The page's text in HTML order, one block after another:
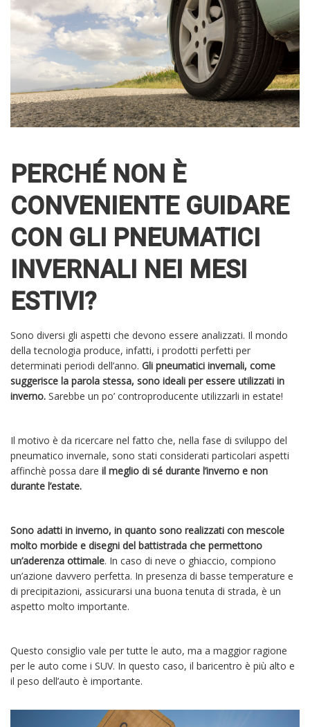
PERCHÉ NON È
CONVENIENTE GUIDARE
CON GLI PNEUMATICI
INVERNALI NEI MESI
ESTIVI?
Sono diversi gli aspetti che devono essere analizzati. Il mondo
della tecnologia produce, infatti, i prodotti perfetti per
determinati periodi dell’anno. Gli pneumatici invernali, come
suggerisce la parola stessa, sono ideali per essere utilizzati in
inverno. Sarebbe un po’ controproducente utilizzarli in estate!
Il motivo è da ricercare nel fatto che, nella fase di sviluppo del
pneumatico invernale, sono stati considerati particolari aspetti
affinchè possa dare il meglio di sé durante l’inverno e non
durante l’estate.
Sono adatti in inverno, in quanto sono realizzati con mescole
molto morbide e disegni del battistrada che permettono
un’aderenza ottimale. In caso di neve o ghiaccio, compiono
un’azione davvero perfetta. In presenza di basse temperature e
di precipitazioni, assicurarsi una buona tenuta di strada, è un
aspetto molto importante.
Questo consiglio vale per tutte le auto, ma a maggior ragione
per le auto come i SUV. In questo caso, il baricentro è più alto e
il peso dell’auto è importante.